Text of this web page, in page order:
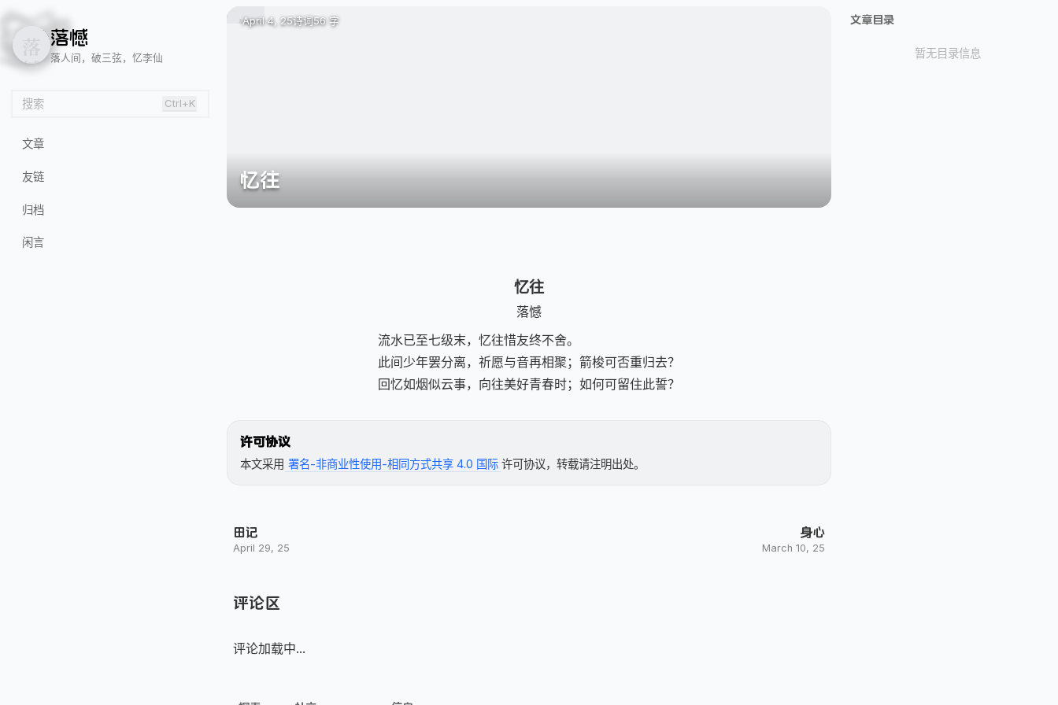
🍂
落憾
落人间，破三弦，忆李仙
搜索 Ctrl+K
文章
友链
归档
闲言
April 4, 25诗词56 字
忆往
忆往
落憾
流水已至七级末，忆往惜友终不舍。
此间少年罢分离，祈愿与音再相聚；箭梭可否重归去？
回忆如烟似云事，向往美好青春时；如何可留住此誓？
许可协议
本文采用 署名-非商业性使用-相同方式共享 4.0 国际 许可协议，转载请注明出处。
田记
April 29, 25
身心
March 10, 25
评论区
评论加载中...
文章目录
暂无目录信息